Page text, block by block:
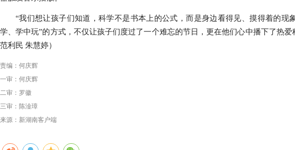
“我们想让孩子们知道，科学不是书本上的公式，而是身边看得见、摸得着的现
学、学中玩”的方式，不仅让孩子们度过了一个难忘的节日，更在他们心中播下了热
范利民 朱慧婷）
责编：何庆辉
一审：何庆辉
二审：罗徽
三审：陈淦璋
来源：新湖南客户端